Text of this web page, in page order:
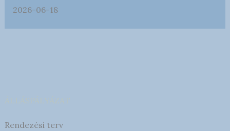
Rendezési terv
2026-06-18